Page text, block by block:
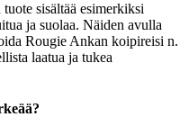
sisältää esimerkiksi
ja suolaa. Näiden avulla
Rougie Ankan koipireisi n.
laatua ja tukea